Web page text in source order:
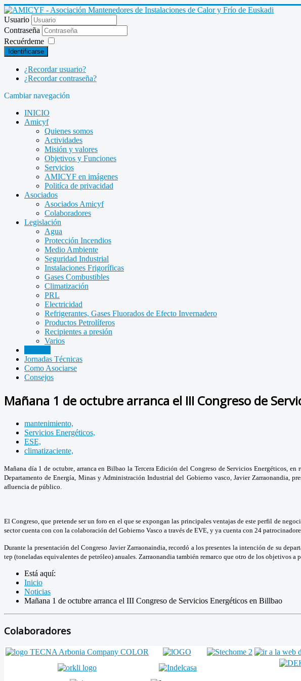
Usuario
Contraseña
Recuérdeme
Identificarse
¿Recordar usuario?
¿Recordar contraseña?
Cambiar navegación
INICIO
Amicyf
Quienes somos
Actividades
Misión y valores
Objetivos y Funciones
Servicios
AMICYF en imágenes
Politíca de privacidad
Asociados
Asociados Amicyf
Colaboradores
Legislación
Agua
Protección Incendios
Medio Ambiente
Seguridad Industrial
Instalaciones Frigoríficas
Gases Combustibles
Climatización
PRL
Electricidad
Refrigerantes, Gases Fluorados de Efecto Invernadero
Productos Petrolíferos
Recipientes a presión
Varios
Jornadas Técnicas
Como Asociarse
Consejos
Mañana 1 de octubre arranca el III Congreso de
mantenimiento,
Servicios Energéticos,
ESE,
climatizaciente,
Mañana día 1 de octubre, arranca en Bilbao la Tercera Edición del Congreso de Servicios Energéticos,
Departamento de Energía, Minas y Administración Industrial del Gobierno vasco, Javier Zarraonandia,
afluencia de público.
El Congreso, que pretende ser un foro en el que se expongan las principales ventajas de este perfil de
sector cuenta con con la colaboración del Gobierno Vasco a través de EVE, y ya cuenta con 24
Durante la presentación del Congreso Javier Zarraonaindia, recordó a los presentes la intención de su
tep (toneladas equivalentes de petróleo) anuales. Zarraonandia también remarco que otro de los objetivos
Está aquí:
Inicio
Noticias
Mañana 1 de octubre arranca el III Congreso de Servicios Energéticos en Billbao
Colaboradores